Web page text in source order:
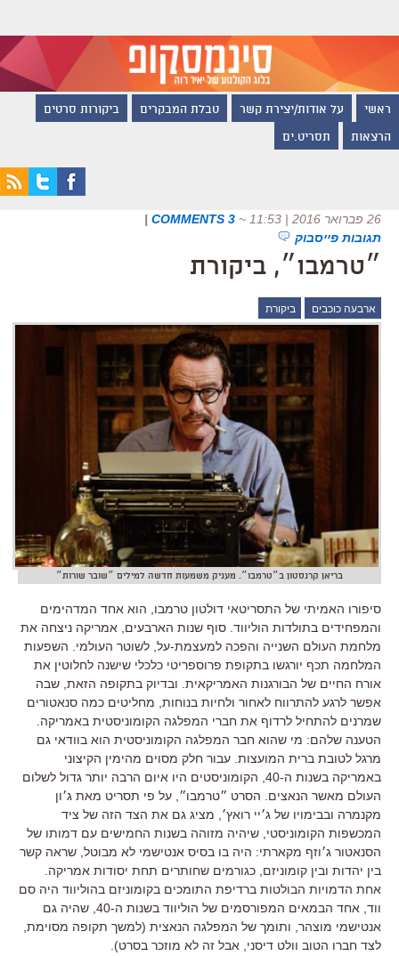
ראשי על אודות/יצירת קשר טבלת המבקרים ביקורות סרטים
הרצאות תסריט.ים
26 פברואר 2016 | 11:53 ~
3 COMMENTS
|
תגובות פייסבוק
״טרמבו״, ביקורת
ארבעה כוכבים ביקורת
בריאן קרנסטון ב״טרמבו״. מעניק משמעות חדשה למילים ״שובר שורות״
סיפורו האמיתי של התסריטאי דולטון טרמבו, הוא אחד המדהימים
והמפחידים בתולדות הוליווד. סוף שנות הארבעים, אמריקה ניצחה את
מלחמת העולם השנייה והפכה למעצמת-על, לשוטר העולמי. השפעות
המלחמה תכף יורגשו בתקופת פרוספריטי כלכלי שישנה לחלוטין את
אורח החיים של הבורגנות האמריקאית. ובדיוק בתקופה הזאת, שבה
אפשר לרגע להתרווח לאחור ולחיות בנוחות, מחליטים כמה סנאטורים
שמרנים להתחיל לרדוף את חברי המפלגה הקומוניסטית באמריקה.
הטענה שלהם: מי שהוא חבר המפלגה הקומוניסטית הוא בוודאי גם
מרגל לטובת ברית המועצות. עבור חלק מסוים מהימין הקיצוני
באמריקה בשנות ה-40, הקומוניסטים היו איום הרבה יותר גדול לשלום
העולם מאשר הנאצים. הסרט ״טרמבו״, על פי תסריט מאת ג׳ון
מקנמרה ובבימויו של ג׳יי רואץ׳, מציג גם את הצד הזה של ציד
המכשפות הקומוניסטי, שיהיה מזוהה בשנות החמישים עם דמותו של
הסנאטור ג׳וזף מקארתי: היה בו בסיס אנטישמי לא מבוטל, שראה קשר
בין יהדות ובין קומוניזם, כגורמים שחותרים תחת יסודות אמריקה.
אחת הדמויות הבולטות ברדיפת התומכים בקומוניזם בהוליווד היה סם
ווד, אחד הבמאים המפורסמים של הוליווד בשנות ה-40, שהיה גם
אנטישמי מוצהר, ותומך של המפלגה הנאצית (למשך תקופה מסוימת,
לצד חברו הטוב וולט דיסני, אבל זה לא מוזכר בסרט).